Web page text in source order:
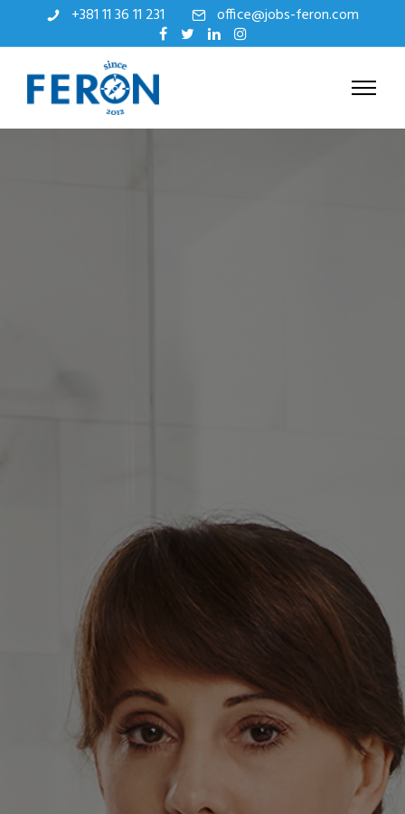
+381 11 36 11 231 office@jobs-feron.com